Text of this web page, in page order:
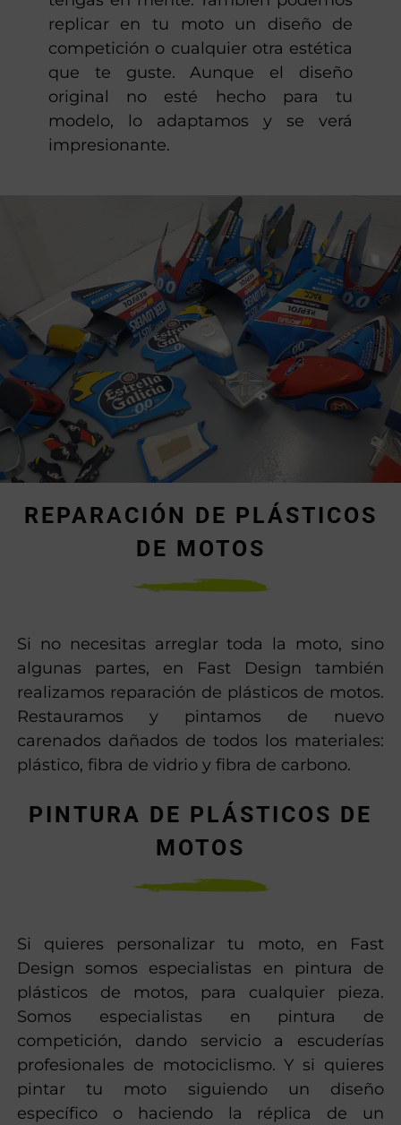
tengas en mente. También podemos
replicar en tu moto un diseño de
competición o cualquier otra estética
que te guste. Aunque el diseño
original no esté hecho para tu
modelo, lo adaptamos y se verá
REPARACIÓN DE PLÁSTICOS
DE MOTOS
Si no necesitas arreglar toda la moto, sino
algunas partes, en Fast Design también
realizamos reparación de plásticos de motos.
Restauramos y pintamos de nuevo
carenados dañados de todos los materiales:
PINTURA DE PLÁSTICOS DE
MOTOS
Si quieres personalizar tu moto, en Fast
Design somos especialistas en pintura de
plásticos de motos, para cualquier pieza.
Somos especialistas en pintura de
competición, dando servicio a escuderías
profesionales de motociclismo. Y si quieres
pintar tu moto siguiendo un diseño